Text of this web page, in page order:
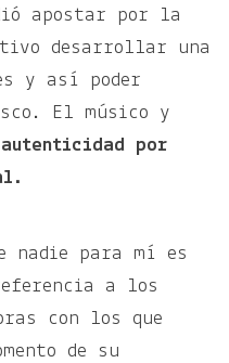
apostar por la
desarrollar una
y así poder
El músico y
por
nadie para mí es
a los
con los que
de su